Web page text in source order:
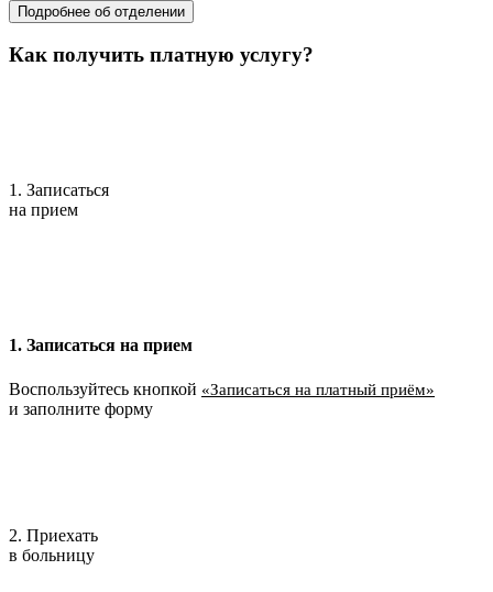
Подробнее об отделении
Как получить платную услугу?
1. Записаться
на прием
1. Записаться на прием
Воспользуйтесь кнопкой «Записаться на платный приём»
и заполните форму
2. Приехать
в больницу